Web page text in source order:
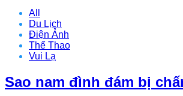
All
Du Lịch
Điện Ảnh
Thể Thao
Vui Lạ
Sao nam đình đám bị